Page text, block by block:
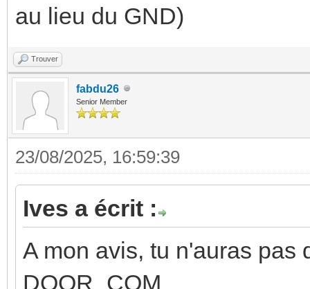
au lieu du GND)
Trouver
fabdu26
Senior Member
23/08/2025, 16:59:39
Ives a écrit :
A mon avis, tu n'auras pas
DOOR_COM